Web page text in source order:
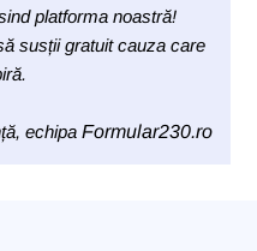
platforma noastră!
susții gratuit cauza care
echipa Formular230.ro